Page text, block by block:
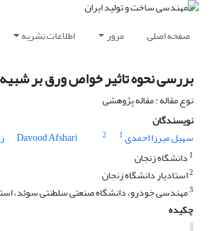
صفحه اصلی مرور اطلاعات نشریه
بررسی نحوه تاثیر خواص ورق بر
نوع مقاله : مقاله پژوهشی
نویسندگان
سهیل میرزا احمدی1
Davood Afshari 2
1 دانشگاه زنجان
2استادیار دانشگاه زنجان
3مهندسی خودرو، دانشگاه صنعتی سلطنتی سوئد،
چکیده